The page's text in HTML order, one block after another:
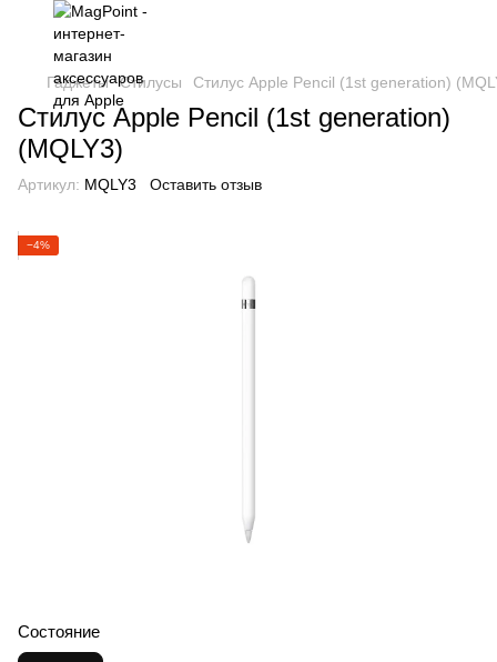
Гаджеты Стилусы Стилус Apple Pencil (1st generation)
Стилус Apple Pencil (1st generation)
(MQLY3)
Артикул: MQLY3 Оставить отзыв
−4%
Состояние